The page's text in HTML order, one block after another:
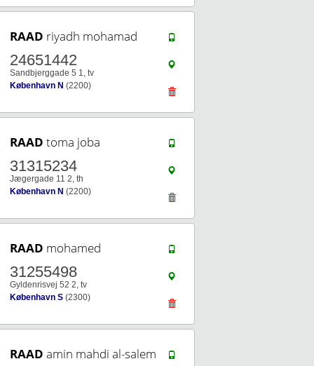
RAAD riyadh mohamad
24651442
Sandbjerggade 5 1, tv
København N (2200)
RAAD toma joba
31315234
Jægergade 11 2, th
København N (2200)
RAAD mohamed
31255498
Gyldenrisvej 52 2, tv
København S (2300)
RAAD amin mahdi al-salem